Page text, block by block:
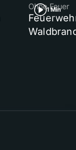
1 Min
Ohne Feuer